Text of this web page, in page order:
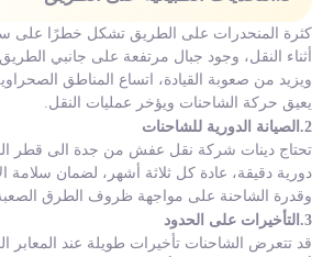
كثرة المنحدرات على الطريق تشكل خطرًا على
أثناء النقل، وجود جبال مرتفعة على جانبي
ويزيد من صعوبة القيادة، اتساع المناطق
يعيق حركة الشاحنات ويؤخر عمليات النقل.
2.الصيانة الدورية للشاحنات
تحتاج دينات شركة نقل عفش من جدة الى قطر
دورية دقيقة، عادة كل ثلاثة أشهر، لضمان سلامة
وقدرة الشاحنة على مواجهة ظروف الطرق
3.التأخيرات على الحدود
قد تتعرض الشاحنات تأخيرات طويلة عند المعابر